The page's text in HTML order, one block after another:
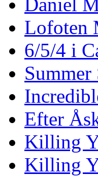
Lofoten
6/5/4 i
Summer
Efter
Killing
Killing